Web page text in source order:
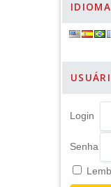
IDIOMA
Login
Senha